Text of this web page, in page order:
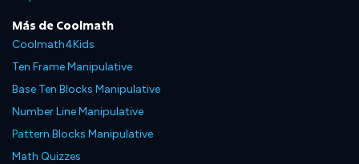
Más de Coolmath
Coolmath4Kids
Ten Frame Manipulative
Base Ten Blocks Manipulative
Number Line Manipulative
Pattern Blocks Manipulative
Math Quizzes